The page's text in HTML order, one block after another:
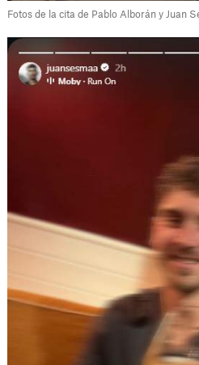
Fotos de la cita de Pablo Alborán y Juan